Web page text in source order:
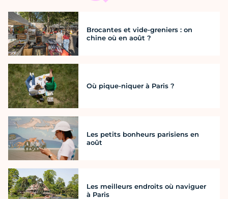
Brocantes et vide-greniers : on
chine où en août ?
Où pique-niquer à Paris ?
Les petits bonheurs parisiens en
août
Les meilleurs endroits où naviguer
à Paris